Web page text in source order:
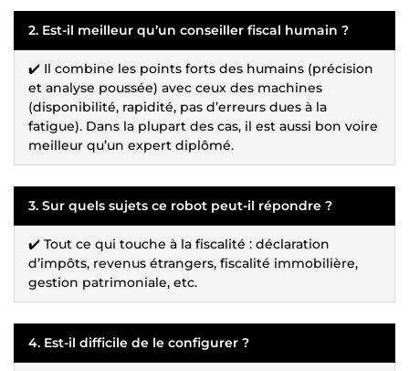
2. Est-il meilleur qu’un conseiller fiscal humain ?
✔️ Il combine les points forts des humains (précision
et analyse poussée) avec ceux des machines
(disponibilité, rapidité, pas d’erreurs dues à la
fatigue). Dans la plupart des cas, il est aussi bon voire
meilleur qu’un expert diplômé.
3. Sur quels sujets ce robot peut-il répondre ?
✔️ Tout ce qui touche à la fiscalité : déclaration
d’impôts, revenus étrangers, fiscalité immobilière,
gestion patrimoniale, etc.
4. Est-il difficile de le configurer ?